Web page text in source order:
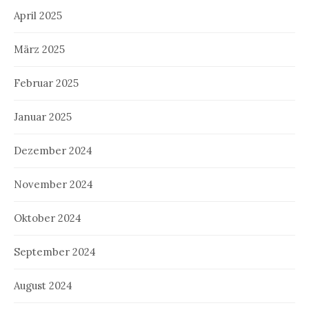
April 2025
März 2025
Februar 2025
Januar 2025
Dezember 2024
November 2024
Oktober 2024
September 2024
August 2024